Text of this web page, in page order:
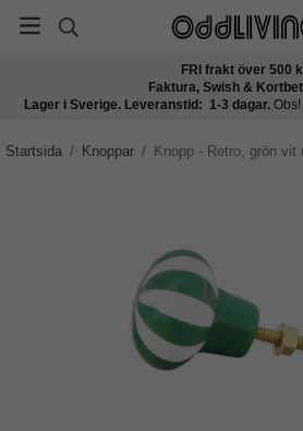
FRI frakt över 500
Faktura, Swish &
Lager i Sverige. Leveranstid: 1-3 dagar.
Startsida / Knoppar / Knopp - Retro, grön vit